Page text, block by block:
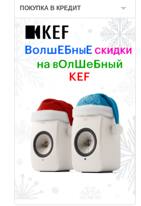
ПОКУПКА В КРЕДИТ